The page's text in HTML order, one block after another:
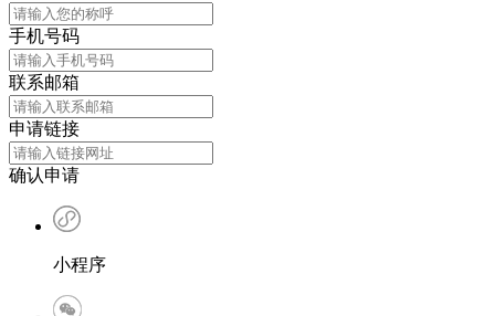
手机号码
联系邮箱
申请链接
确认申请
小程序